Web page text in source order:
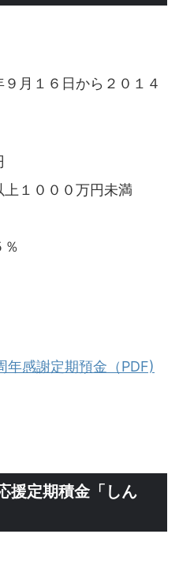
月１６日から２０１４
１０００万円未満
％
感謝定期預金（PDF)
定期積金「しん